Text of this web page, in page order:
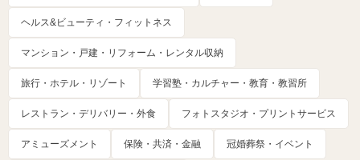
ヘルス&ビューティ・フィットネス
マンション・戸建・リフォーム・レンタル収納
旅行・ホテル・リゾート 学習塾・カルチャー・教育・教習所
レストラン・デリバリー・外食 フォトスタジオ・プリントサービス
アミューズメント 保険・共済・金融 冠婚葬祭・イベント